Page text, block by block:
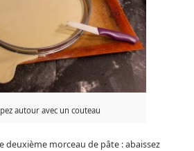
autour avec un couteau
deuxième morceau de pâte : abaissez